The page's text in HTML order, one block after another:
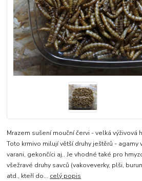
Mrazem sušení mouční červi - velká výživová
Toto krmivo milují větší druhy ještěrů - agamy
varani, gekončíci aj.. Je vhodné také pro
všežravé druhy savců (vakoveverky, plši,
atd., kteří do... celý popis